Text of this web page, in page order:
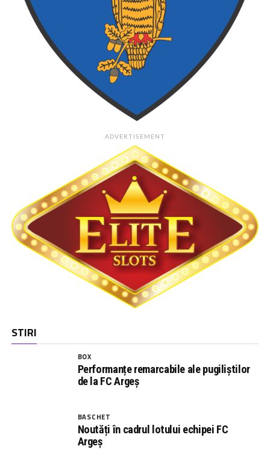
ADVERTISEMENT
STIRI
BOX
Performanțe remarcabile ale pugiliștilor
de la FC Argeș
BASCHET
Noutăți în cadrul lotului echipei FC
Argeș